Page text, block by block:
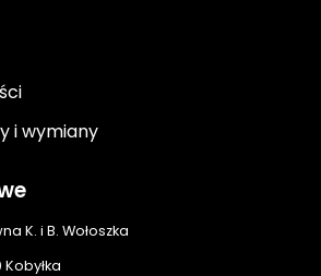
i wymiany
K. i B. Wołoszka